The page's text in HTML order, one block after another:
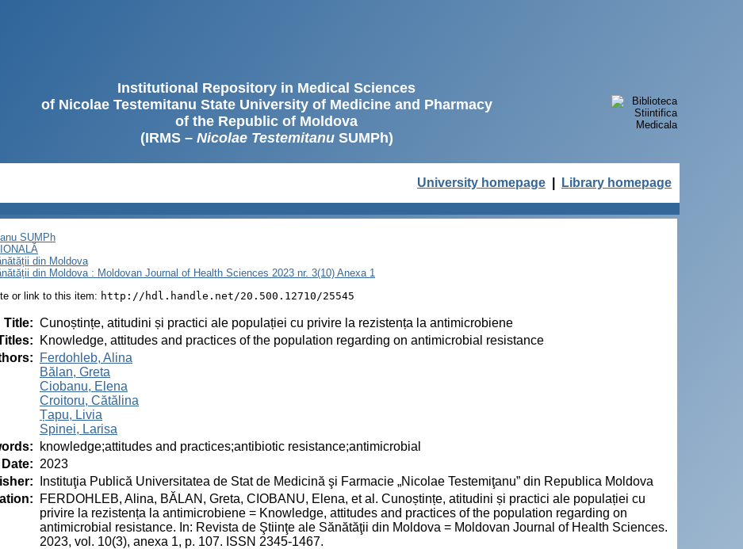
Institutional Repository in Medical Sciences
of Nicolae Testemitanu State University of Medicine and Pharmacy
of the Republic of Moldova
(IRMS – Nicolae TestemitanuSUMPh)
University homepage Library homepage
SUMPh
din Moldova
din Moldova : Moldovan Journal of Health Sciences 2023 nr. 3(10) Anexa 1
or link to this item: http://hdl.handle.net/20.500.12710/25545
Title: Cunoștințe, atitudini și practici ale populației cu privire la rezistența la antimicrobiene
:
Knowledge, attitudes and practices of the population regarding on antimicrobial resistance
:
Ferdohleb, Alina
Bălan, Greta
Ciobanu, Elena
Croitoru, Cătălina
Țapu, Livia
Spinei, Larisa
:
knowledge;attitudes and practices;antibiotic resistance;antimicrobial
Date: 2023
:
Instituţia Publică Universitatea de Stat de Medicină şi Farmacie „Nicolae Testemiţanu” din Republica Moldova
:
FERDOHLEB, Alina, BĂLAN, Greta, CIOBANU, Elena, et al. Cunoștințe, atitudini și practici ale populației cu
privire la rezistența la antimicrobiene = Knowledge, attitudes and practices of the population regarding on
antimicrobial resistance. In: Revista de Ştiinţe ale Sănătăţii din Moldova = Moldovan Journal of Health Sciences.
2023, vol. 10(3), anexa 1, p. 107. ISSN 2345-1467.